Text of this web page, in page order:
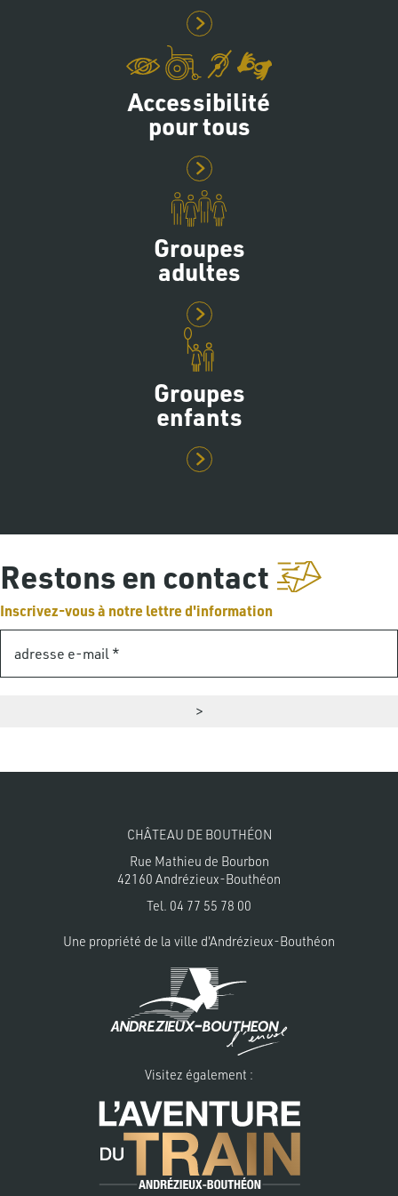
Accessibilité
pour tous
Groupes
adultes
Groupes
enfants
Restons en contact
Inscrivez-vous à notre lettre d'information
CHÂTEAU DE BOUTHÉON
Rue Mathieu de Bourbon
42160 Andrézieux-Bouthéon
Tel. 04 77 55 78 00
Une propriété de la ville d'Andrézieux-Bouthéon
Visitez également :